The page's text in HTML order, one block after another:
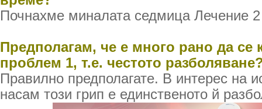
Почнахме миналата седмица Лечение 2
Предполагам, че е много рано да се
проблем 1, т.е. честото
Правилно предполагате. В интерес на
насам този грип е единственото й